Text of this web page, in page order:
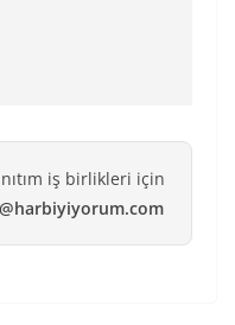
iş birlikleri için